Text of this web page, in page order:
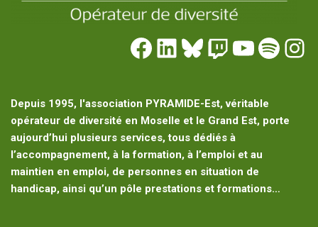
Depuis 1995, l'association PYRAMIDE-Est, véritable
opérateur de diversité en Moselle et le Grand Est, porte
aujourd’hui plusieurs services, tous dédiés à
l’accompagnement, à la formation, à l’emploi et au
maintien en emploi, de personnes en situation de
handicap, ainsi qu’un pôle prestations et formations…